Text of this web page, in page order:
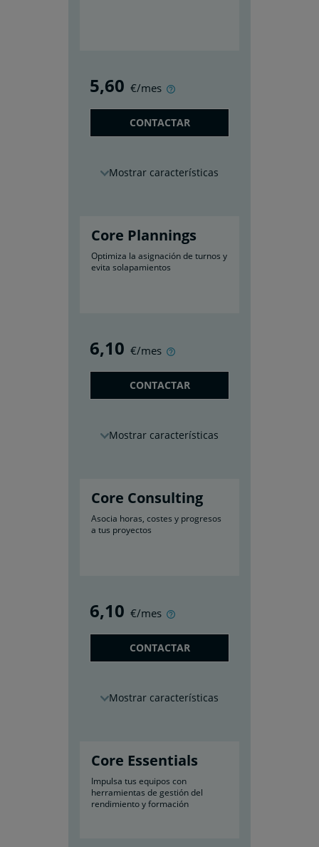
5,60 €/mes
CONTACTAR
características
Core Plannings
Optimiza la asignación de turnos y
evita solapamientos
6,10 €/mes
CONTACTAR
características
Core Consulting
Asocia horas, costes y progresos
a tus proyectos
6,10 €/mes
CONTACTAR
características
Core Essentials
Impulsa tus equipos con
herramientas de gestión del
rendimiento y formación